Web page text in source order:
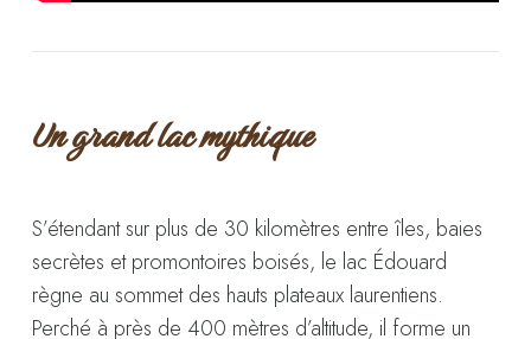
Un grand lac mythique
S’étendant sur plus de 30 kilomètres entre îles, baies
secrètes et promontoires boisés, le lac Édouard
règne au sommet des hauts plateaux laurentiens.
Perché à près de 400 mètres d’altitude, il forme un